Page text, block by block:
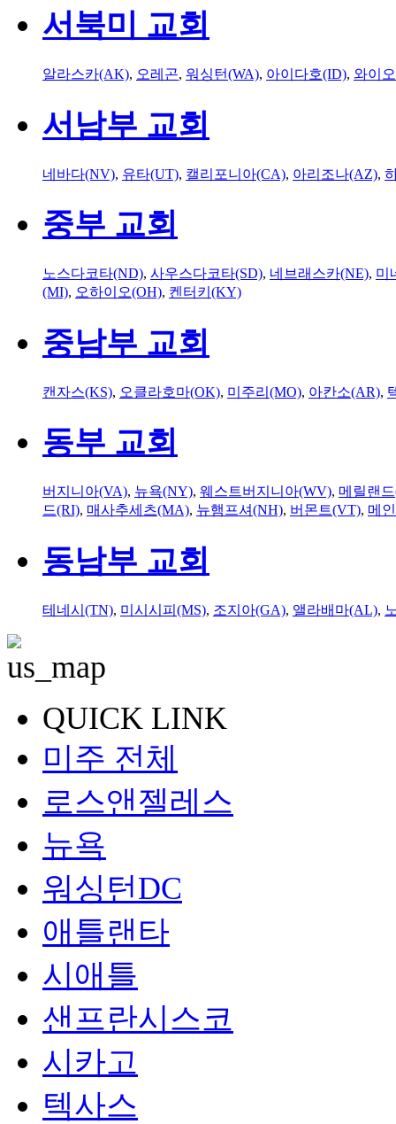
서북미 교회
알라스카(AK), 오레곤, 워싱턴(WA), 아이다호(ID), 와이
서남부 교회
네바다(NV), 유타(UT), 캘리포니아(CA), 아리조나(AZ),
중부 교회
노스다코타(ND), 사우스다코타(SD), 네브래스카(NE), 미
(MI), 오하이오(OH), 켄터키(KY)
중남부 교회
캔자스(KS), 오클라호마(OK), 미주리(MO), 아칸소(AR),
동부 교회
버지니아(VA), 뉴욕(NY), 웨스트버지니아(WV), 메릴랜
드(RI), 매사추세츠(MA), 뉴햄프셔(NH), 버몬트(VT), 메
동남부 교회
테네시(TN), 미시시피(MS), 조지아(GA), 앨라배마(AL),
QUICK LINK
미주 전체
로스앤젤레스
뉴욕
워싱턴DC
애틀랜타
시애틀
샌프란시스코
시카고
텍사스